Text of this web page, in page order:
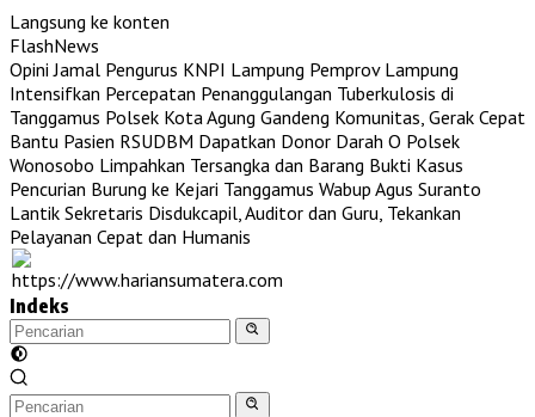
Langsung ke konten
FlashNews
Opini Jamal Pengurus KNPI Lampung Pemprov Lampung
Intensifkan Percepatan Penanggulangan Tuberkulosis di
Tanggamus Polsek Kota Agung Gandeng Komunitas, Gerak Cepat
Bantu Pasien RSUDBM Dapatkan Donor Darah O Polsek
Wonosobo Limpahkan Tersangka dan Barang Bukti Kasus
Pencurian Burung ke Kejari Tanggamus Wabup Agus Suranto
Lantik Sekretaris Disdukcapil, Auditor dan Guru, Tekankan
Pelayanan Cepat dan Humanis
Indeks